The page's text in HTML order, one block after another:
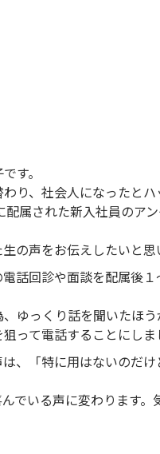
す。
り、社会人になったと
属された新入社員のア
の声をお伝えしたいと思
話回診や面談を配属後
ゆっくり話を聞いたほ
って電話することにしま
、「特に用はないのだ
でいる声に変わります。